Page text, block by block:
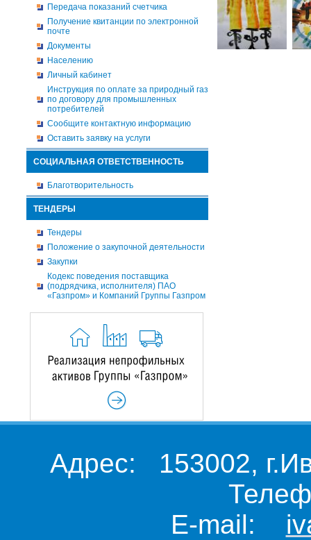
Передача показаний счетчика
Получение квитанции по электронной
почте
Документы
Населению
Личный кабинет
Инструкция по оплате за природный газ
по договору для промышленных
потребителей
Сообщите контактную информацию
Оставить заявку на услуги
СОЦИАЛЬНАЯ ОТВЕТСТВЕННОСТЬ
Благотворительность
ТЕНДЕРЫ
Тендеры
Положение о закупочной деятельности
Закупки
Кодекс поведения поставщика
(подрядчика, исполнителя) ПАО
«Газпром» и Компаний Группы Газпром
Адрес: 153002,
E-mail: